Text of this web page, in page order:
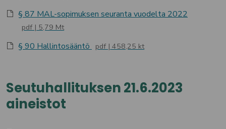
§ 87 MAL-sopimuksen seuranta vuodelta 2022
pdf 5,79 Mt
§ 90 Hallintosääntö pdf 458,25 kt
Seutuhallituksen 21.6.2023
aineistot